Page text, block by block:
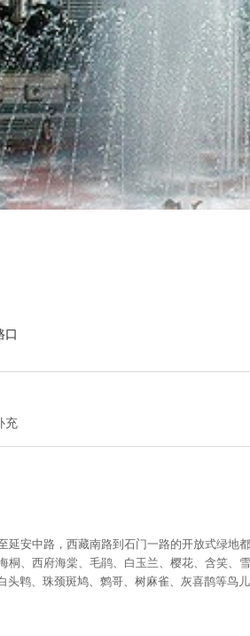
口
充
延安中路，西藏南路到石门一路的开放式绿
桐、西府海棠、毛鹃、白玉兰、樱花、含笑
头鹎、珠颈斑鸠、鹩哥、树麻雀、灰喜鹊等鸟